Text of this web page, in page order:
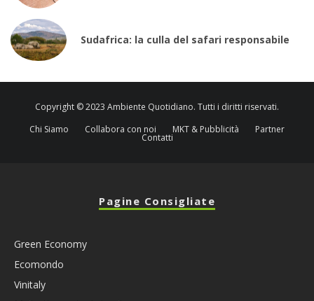
Sudafrica: la culla del safari responsabile
Copyright © 2023 Ambiente Quotidiano. Tutti i diritti riservati.
Chi Siamo
Collabora con noi MKT & Pubblicità Partner
Contatti
Pagine Consigliate
Green Economy
Ecomondo
Vinitaly